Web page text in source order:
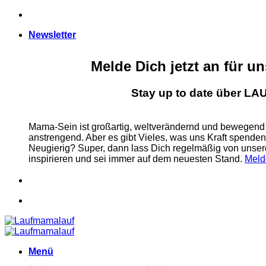
Zum
springenNewsletter
Melde Dich jetzt an für
Stay up to date über
Mama-Sein ist großartig, weltverändernd und
anstrengend. Aber es gibt Vieles, was uns Kraft
Neugierig? Super, dann lass Dich regelmäßig von
inspirieren und sei immer auf dem neuesten Stand.
Menü